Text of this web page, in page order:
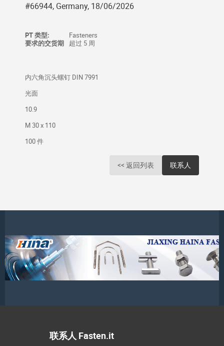
#66944, Germany, 18/06/2026
PT 类型:
Fasteners
要求的交货期
超过 5 周
内六角沉头螺钉 DIN 7991
光面
10.9
M 30 x 110
100 件
<< 返回列表 联系人
联系人 Fasten.it